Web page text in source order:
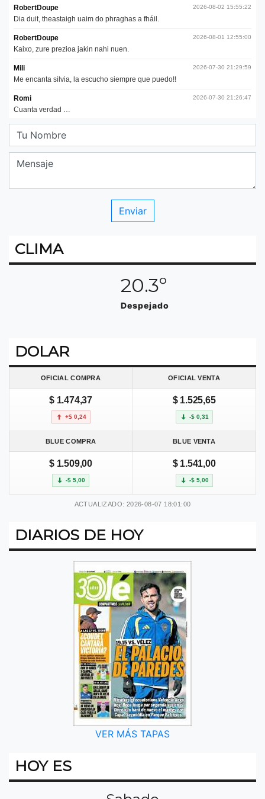
CLIMA
20.3º
Despejado
DOLAR
OFICIAL COMPRA OFICIAL VENTA
$ 1.474,37
+$ 0,24
$ 1.525,65
-$ 0,31
BLUE COMPRA BLUE VENTA
$ 1.509,00
-$ 5,00
$ 1.541,00
-$ 5,00
ACTUALIZADO: 2026-08-07 18:01:00
DIARIOS DE HOY
VER MÁS TAPAS
HOY ES